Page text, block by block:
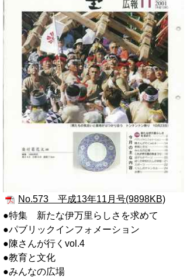
No.573 平成13年11月号(9898KB)
●特集 新たな伊万里らしさを求めて
●パブリックインフォメーション
●陳さんが行くvol.4
●教育と文化
●みんなの広場